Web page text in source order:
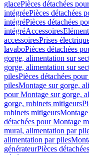
glacePièces détachées
intégréePièces détachées
intégréPièces détachées
intégréAccessoires
accessoiresPrises
lavaboPièces détachées
gorge, alimentation sur
gorge, alimentation sur
pilesPièces détachées
pilesMontage sur gorge,
pour Montage sur gorge,
gorge, robinets mitigeurs
robinets mitigeurs
détachées pour Montage
mural, alimentation par
alimentation par piles
générateurPièces